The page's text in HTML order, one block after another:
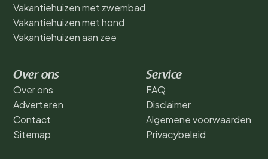
Vakantiehuizen met zwembad
Vakantiehuizen met hond
Vakantiehuizen aan zee
Over ons
Over ons
Adverteren
Contact
Sitemap
Service
FAQ
Disclaimer
Algemene voorwaarden
Privacybeleid